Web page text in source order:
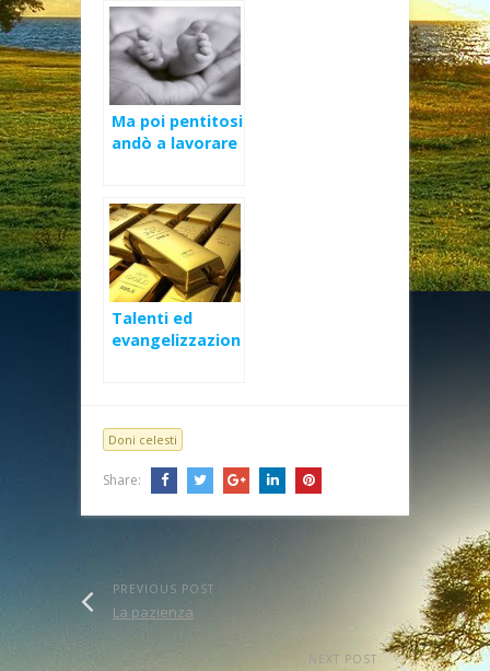
Quaresima (C)
Ma poi pentitosi
andò a lavorare
Ord A
Talenti ed
evangelizzazion
Doni celesti
Share:
PREVIOUS POST
La pazienza
NEXT POST